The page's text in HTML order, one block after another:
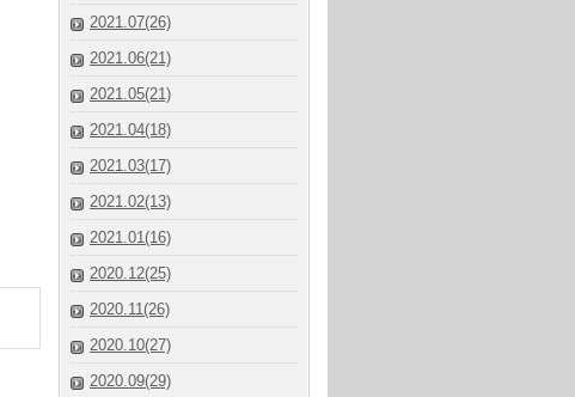
2021.07(26)
2021.06(21)
2021.05(21)
2021.04(18)
2021.03(17)
2021.02(13)
2021.01(16)
2020.12(25)
2020.11(26)
2020.10(27)
2020.09(29)